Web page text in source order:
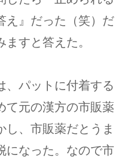
え』だった（笑）だ
すと答えた。
、パットに付着する
て元の漢方の市販薬
し、市販薬だとうま
になった。なので市